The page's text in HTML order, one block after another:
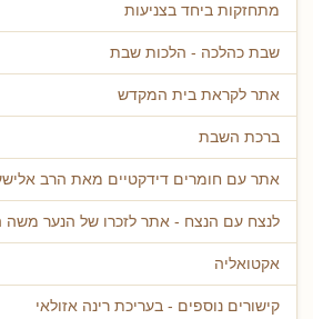
מתחזקות ביחד בצניעות
שבת כהלכה - הלכות שבת
אתר לקראת בית המקדש
ברכת השבת
אתר עם חומרים דידקטיים מאת הרב
לנצח עם הנצח - אתר לזכרו של הנער משה
אקטואליה
קישורים נוספים - בעריכת רינה אזולאי